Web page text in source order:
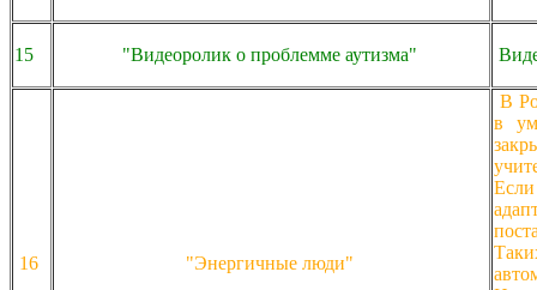
15 "Видеоролик о проблемме аутизма"
16 "Энергичные люди"
В
в